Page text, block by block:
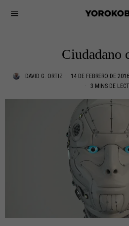
Ciudadano
DAVID G. ORTIZ 14 DE FEBRERO DE 2016
3 MINS DE